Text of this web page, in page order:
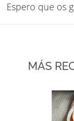
Espero que os
MÁS